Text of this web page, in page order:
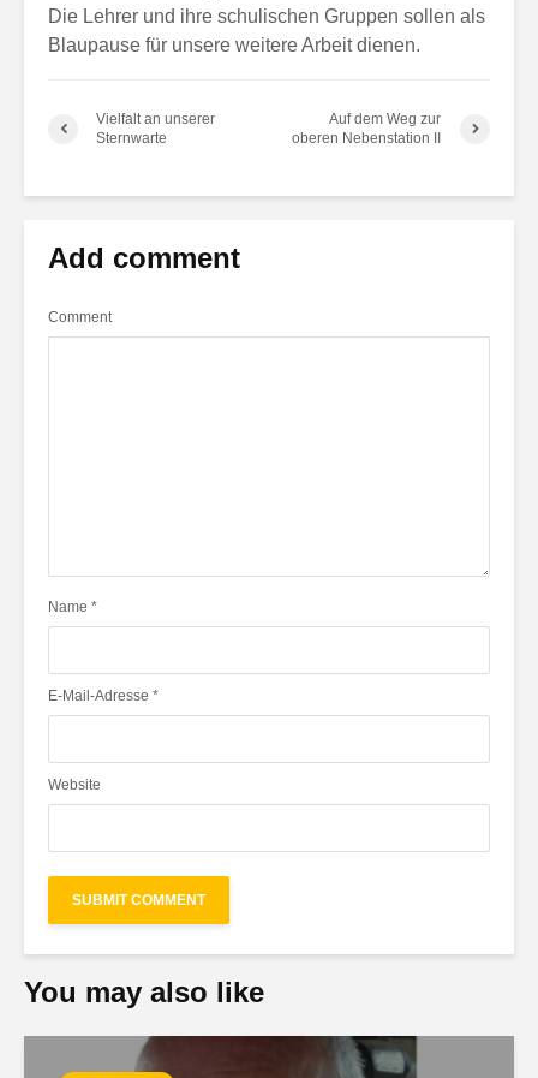
Die Lehrer und ihre schulischen Gruppen sollen als
Blaupause für unsere weitere Arbeit dienen.
Vielfalt an unserer
Sternwarte
Auf dem Weg zur
oberen Nebenstation II
Add comment
Comment
Name *
E-Mail-Adresse *
Website
You may also like